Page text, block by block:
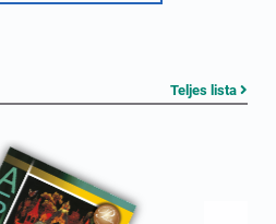
Teljes lista